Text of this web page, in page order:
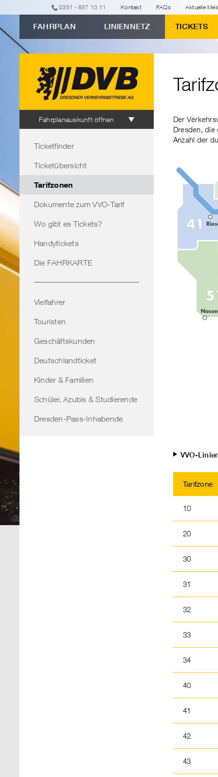
Verbindungssuche
"Tarifzonen
einfach
0351 - 857 10 11 Kontakt FAQs Aktuelle
FAHRPLAN LINIENNETZ TICKETS
Fahrplanauskunft öffnen
Ticketfinder
Ticketübersicht
Tarifzonen
Dokumente zum VVO-Tarif
Wo gibt es Tickets?
Handytickets
Die FAHRKARTE
Vielfahrer
Touristen
Geschäftskunden
Deutschlandticket
Kinder & Familien
Schüler, Azubis & Studierende
Dresden-Pass-Inhabende
Der
Dresden, die
Anzahl der
VVO-
Tarifzone
10
20
30
31
32
33
34
40
41
42
43